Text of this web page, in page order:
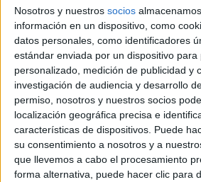
Nosotros y nuestros socios
información en un dispositivo, como
datos personales, como identificadores
estándar enviada por un dispositivo
personalizado, medición de publicidad y
investigación de audiencia y desarrollo
permiso, nosotros y nuestros socios
localización geográfica precisa e
características de dispositivos. Puede
su consentimiento a nosotros y a
que llevemos a cabo el procesamiento
forma alternativa, puede hacer clic para
lleva a cabo en sus tiendas hasta el
Para más info se puede chequear el
at Redacción Marie Claire
GALERÍA DE IMÁGENES